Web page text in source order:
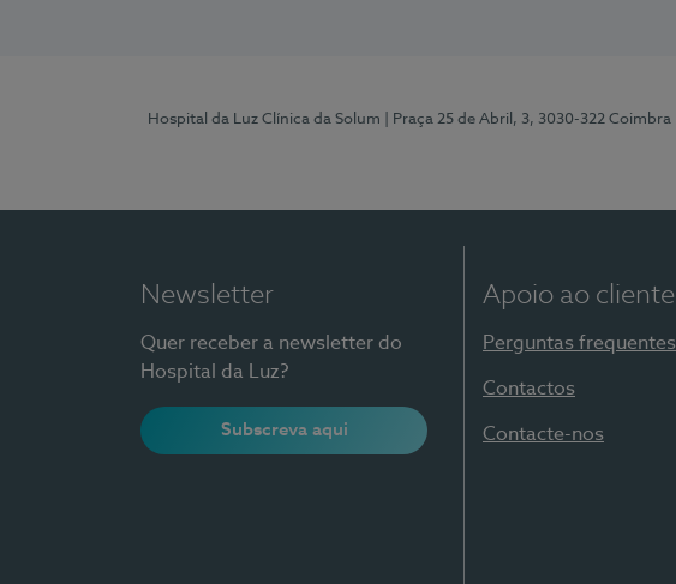
Hospital da Luz Clínica da Solum | Praça 25 de Abril, 3, 3030-322 Coimbra
Newsletter
Quer receber a newsletter do
Hospital da Luz?
Subscreva aqui
Apoio ao cliente
Perguntas frequentes
Contactos
Contacte-nos